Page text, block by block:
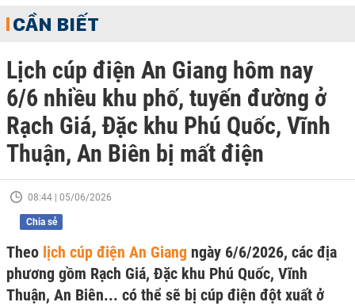
CẦN BIẾT
Lịch cúp điện An Giang hôm nay
6/6 nhiều khu phố, tuyến đường ở
Rạch Giá, Đặc khu Phú Quốc, Vĩnh
Thuận, An Biên bị mất điện
08:44 | 05/06/2026
Chia sẻ
Theo lịch cúp điện An Giang ngày 6/6/2026, các địa
phương gồm Rạch Giá, Đặc khu Phú Quốc, Vĩnh
Thuận, An Biên... có thể sẽ bị cúp điện đột xuất ở